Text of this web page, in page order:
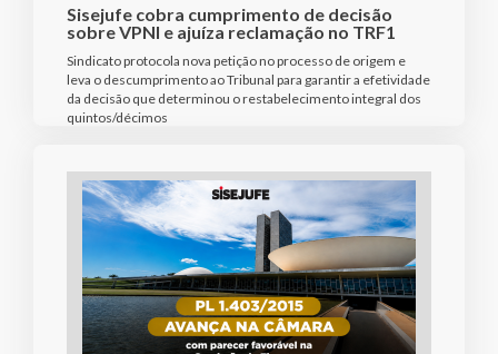
Sisejufe cobra cumprimento de decisão
sobre VPNI e ajuíza reclamação no TRF1
Sindicato protocola nova petição no processo de origem e
leva o descumprimento ao Tribunal para garantir a efetividade
da decisão que determinou o restabelecimento integral dos
quintos/décimos